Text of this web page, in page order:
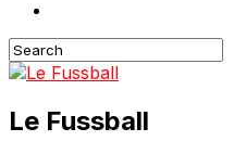
Le Fussball